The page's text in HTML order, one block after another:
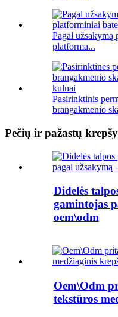
Pagal užsakymą
platforma...
Pasirinktinis
brangakmenio
Pečių ir pažastų
Didelės
gamintojas
oem\odm
Oem\Odm
tekstūros